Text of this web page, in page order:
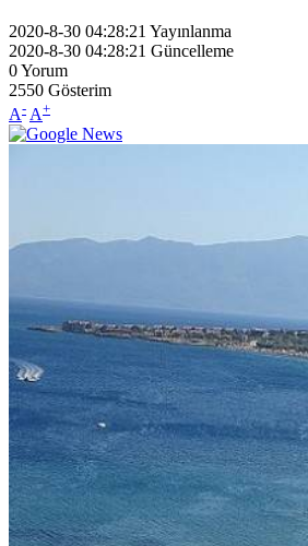
2020-8-30 04:28:21 Yayınlanma
2020-8-30 04:28:21 Güncelleme
0Yorum
2550 Gösterim
A- A+